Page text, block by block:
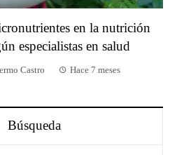
en la nutrición
especialistas en salud
Castro Hace 7 meses
Búsqueda